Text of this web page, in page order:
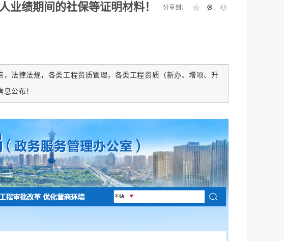
业绩期间的社保等证明材料！ 分享到：
法律法规，各类工程资质管理，各类工程资质（新办、增项、升
公布！